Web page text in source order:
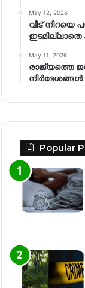
May 12, 2026
വീട് നിറയെ
May 11, 2026
രാജ്യത്തെ
Popular